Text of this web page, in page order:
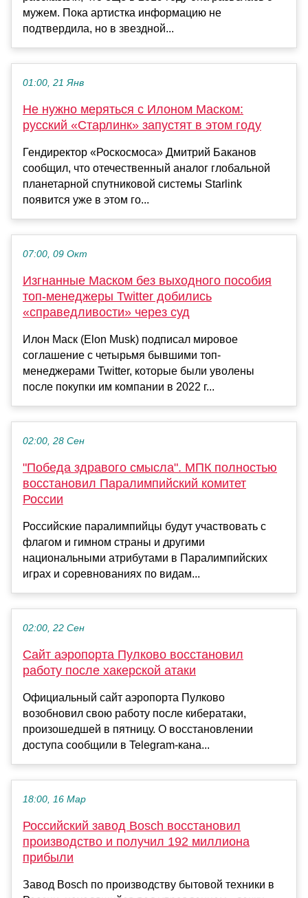
мужем. Пока артистка информацию не
подтвердила, но в звездной...
01:00, 21 Янв
Не нужно меряться с Илоном Маском:
русский «Старлинк» запустят в этом году
Гендиректор «Роскосмоса» Дмитрий Баканов
сообщил, что отечественный аналог глобальной
планетарной спутниковой системы Starlink
появится уже в этом го...
07:00, 09 Окт
Изгнанные Маском без выходного пособия
топ-менеджеры Twitter добились
«справедливости» через суд
Илон Маск (Elon Musk) подписал мировое
соглашение с четырьмя бывшими топ-
менеджерами Twitter, которые были уволены
после покупки им компании в 2022 г...
02:00, 28 Сен
"Победа здравого смысла". МПК полностью
восстановил Паралимпийский комитет
России
Российские паралимпийцы будут участвовать с
флагом и гимном страны и другими
национальными атрибутами в Паралимпийских
играх и соревнованиях по видам...
02:00, 22 Сен
Сайт аэропорта Пулково восстановил
работу после хакерской атаки
Официальный сайт аэропорта Пулково
возобновил свою работу после кибератаки,
произошедшей в пятницу. О восстановлении
доступа сообщили в Telegram-кана...
18:00, 16 Мар
Российский завод Bosch восстановил
производство и получил 192 миллиона
прибыли
Завод Bosch по производству бытовой техники в